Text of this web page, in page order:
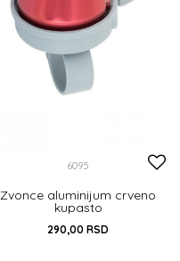
6095
Zvonce aluminijum crveno
kupasto
290,00 RSD